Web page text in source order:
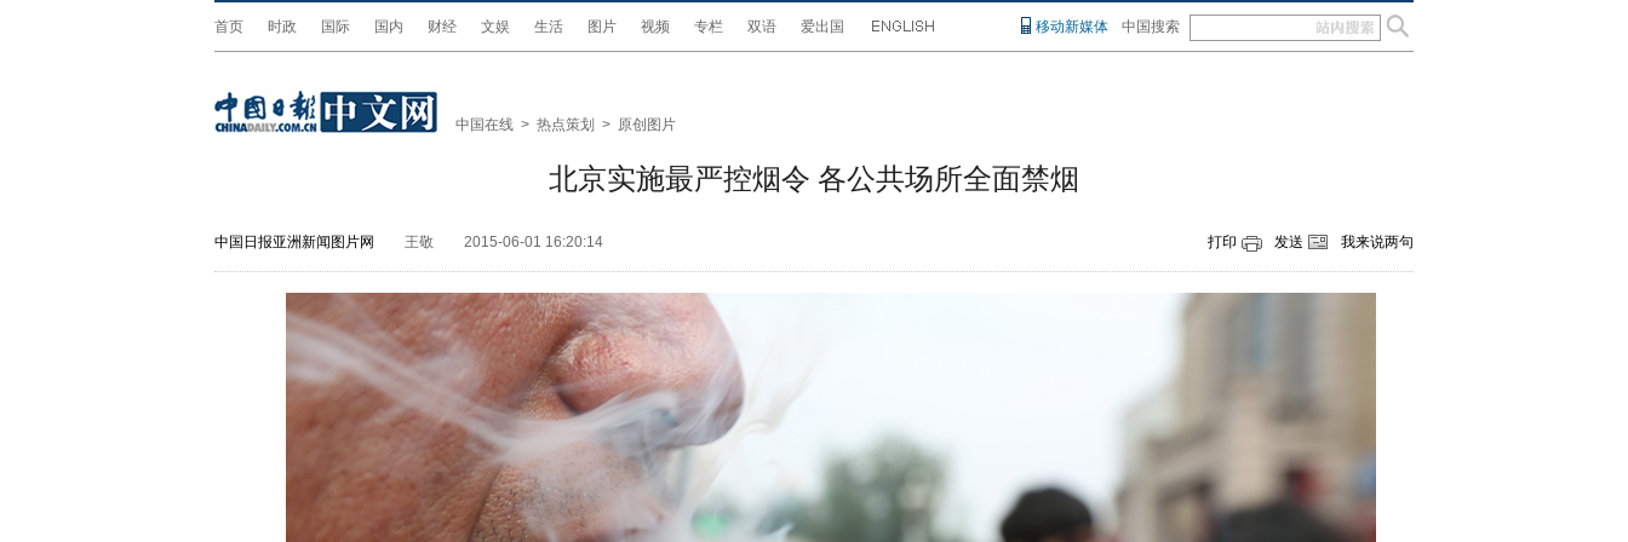
首页 时政 国际 国内 财经 文娱 生活 图片 视频 专栏 双语 爱出国 移动新媒体 中国搜索
中国在线 > 热点策划 > 原创图片
北京实施最严控烟令 各公共场所全面禁烟
中国日报亚洲新闻图片网 王敬 2015-06-01 16:20:14 打印 发送 我来说两句